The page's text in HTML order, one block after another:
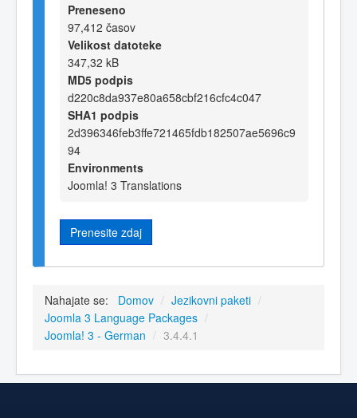
Preneseno
97,412 časov
Velikost datoteke
347,32 kB
MD5 podpis
d220c8da937e80a658cbf216cfc4c047
SHA1 podpis
2d396346feb3ffe721465fdb182507ae5696c9
94
Environments
Joomla! 3 Translations
Prenesite zdaj
Nahajate se: Domov / Jezikovni paketi /
Joomla 3 Language Packages /
Joomla! 3 - German / 3.4.4.1